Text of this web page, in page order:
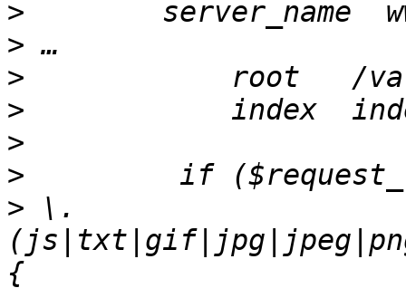
>
>
>
>
>
>
> \.